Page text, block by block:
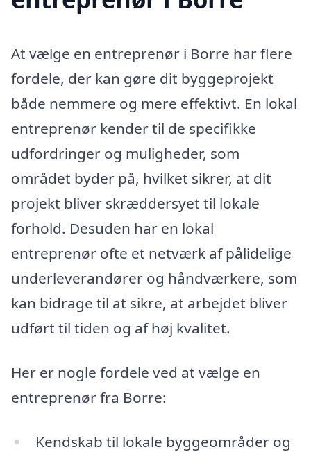
At vælge en entreprenør i Borre har flere
fordele, der kan gøre dit byggeprojekt
både nemmere og mere effektivt. En lokal
entreprenør kender til de specifikke
udfordringer og muligheder, som
området byder på, hvilket sikrer, at dit
projekt bliver skræddersyet til lokale
forhold. Desuden har en lokal
entreprenør ofte et netværk af pålidelige
underleverandører og håndværkere, som
kan bidrage til at sikre, at arbejdet bliver
udført til tiden og af høj kvalitet.
Her er nogle fordele ved at vælge en
entreprenør fra Borre:
Kendskab til lokale byggeområder og